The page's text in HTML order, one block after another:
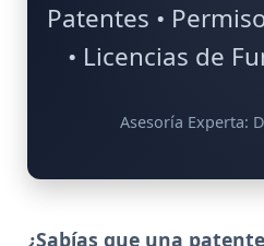
Patentes •
• Licencias de
Asesoría Experta:
¿Sabías que una